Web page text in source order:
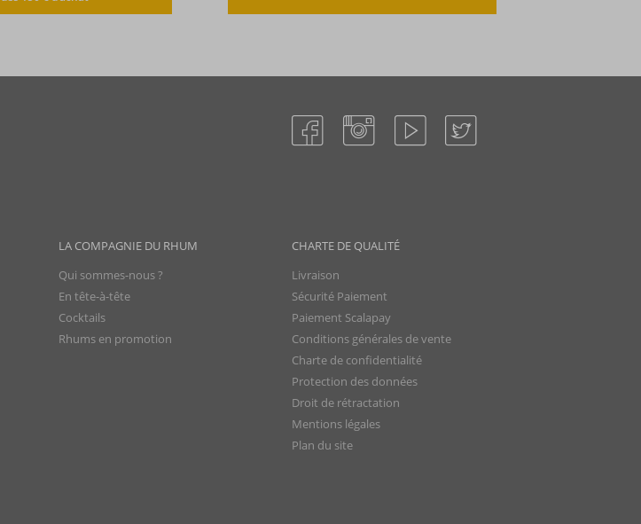
LA COMPAGNIE DU RHUM
Qui sommes-nous ?
En tête-à-tête
Cocktails
Rhums en promotion
CHARTE DE QUALITÉ
Livraison
Sécurité Paiement
Paiement Scalapay
Conditions générales de vente
Charte de confidentialité
Protection des données
Droit de rétractation
Mentions légales
Plan du site